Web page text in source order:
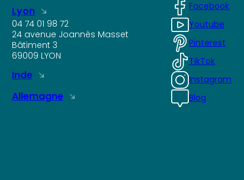
Facebook
Youtube
Pinterest
TikTok
Instagram
Blog
Lyon
04 74 01 98 72
24 avenue Joannès Masset
Bâtiment 3
69009 LYON
Inde
Allemagne